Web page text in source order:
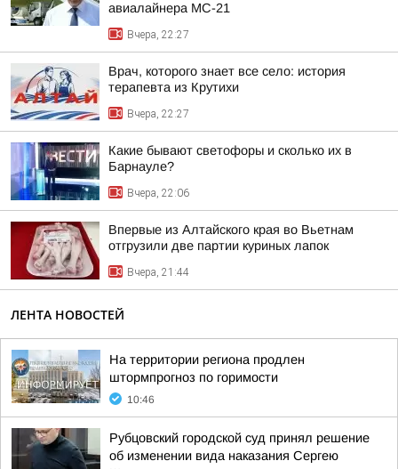
авиалайнера МС-21
Вчера, 22:27
Врач, которого знает все село: история
терапевта из Крутихи
Вчера, 22:27
Какие бывают светофоры и сколько их в
Барнауле?
Вчера, 22:06
Впервые из Алтайского края во Вьетнам
отгрузили две партии куриных лапок
Вчера, 21:44
ЛЕНТА НОВОСТЕЙ
На территории региона продлен
штормпрогноз по горимости
10:46
Рубцовский городской суд принял решение
об изменении вида наказания Сергею